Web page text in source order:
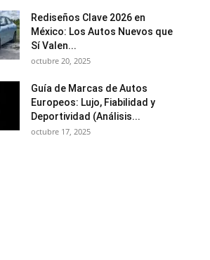
Rediseños Clave 2026 en
México: Los Autos Nuevos que
Sí Valen...
octubre 20, 2025
Guía de Marcas de Autos
Europeos: Lujo, Fiabilidad y
Deportividad (Análisis...
octubre 17, 2025